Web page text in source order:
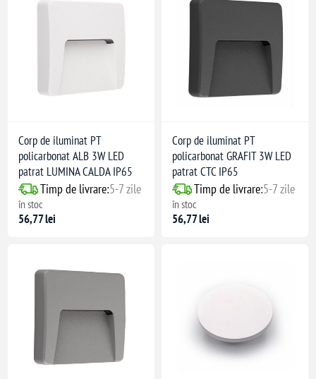
Corp de iluminat PT
policarbonat ALB 3W LED
patrat LUMINA CALDA IP65
Timp de livrare:5-7 zile
în stoc
56,77 lei
Corp de iluminat PT
policarbonat GRAFIT 3W LED
patrat CTC IP65
Timp de livrare:5-7 zile
în stoc
56,77 lei